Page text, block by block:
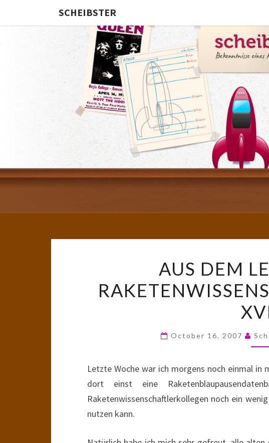
SCHEIBSTER
AUS DEM
October 16, 2007
Letzte Woche war ich morgens noch einmal in
dort einst eine
Raketenwissenschaftlerkollegen noch ein
nutzen kann.